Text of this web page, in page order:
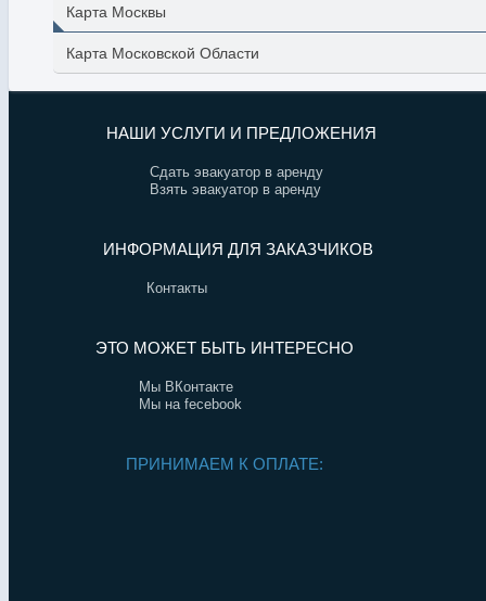
Карта Москвы
Карта Московской Области
НАШИ УСЛУГИ И ПРЕДЛОЖЕНИЯ
Сдать эвакуатор в аренду
Взять эвакуатор в аренду
ИНФОРМАЦИЯ ДЛЯ ЗАКАЗЧИКОВ
Контакты
ЭТО МОЖЕТ БЫТЬ ИНТЕРЕСНО
Мы ВКонтакте
Мы на fecebook
ПРИНИМАЕМ К ОПЛАТЕ: